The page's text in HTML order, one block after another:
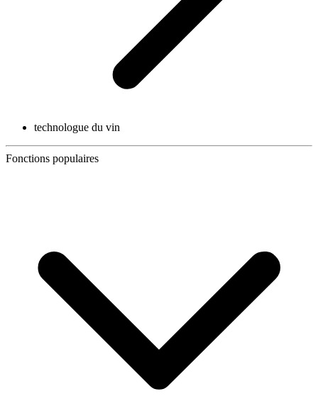
technologue du vin
Fonctions populaires